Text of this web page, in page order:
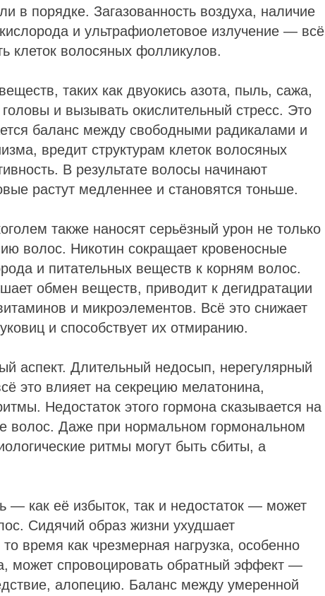
в порядке. Загазованность воздуха, наличие
и ультрафиолетовое излучение — всё
клеток волосяных фолликулов.
таких как двуокись азота, пыль, сажа,
и вызывать окислительный стресс. Это
баланс между свободными радикалами и
вредит структурам клеток волосяных
В результате волосы начинают
растут медленнее и становятся тоньше.
также наносят серьёзный урон не только
волос. Никотин сокращает кровеносные
и питательных веществ к корням волос.
обмен веществ, приводит к дегидратации
и микроэлементов. Всё это снижает
и способствует их отмиранию.
аспект. Длительный недосып, нерегулярный
это влияет на секрецию мелатонина,
Недостаток этого гормона сказывается на
волос. Даже при нормальном гормональном
ритмы могут быть сбиты, а
— как её избыток, так и недостаток — может
Сидячий образ жизни ухудшает
время как чрезмерная нагрузка, особенно
может спровоцировать обратный эффект —
алопецию. Баланс между умеренной